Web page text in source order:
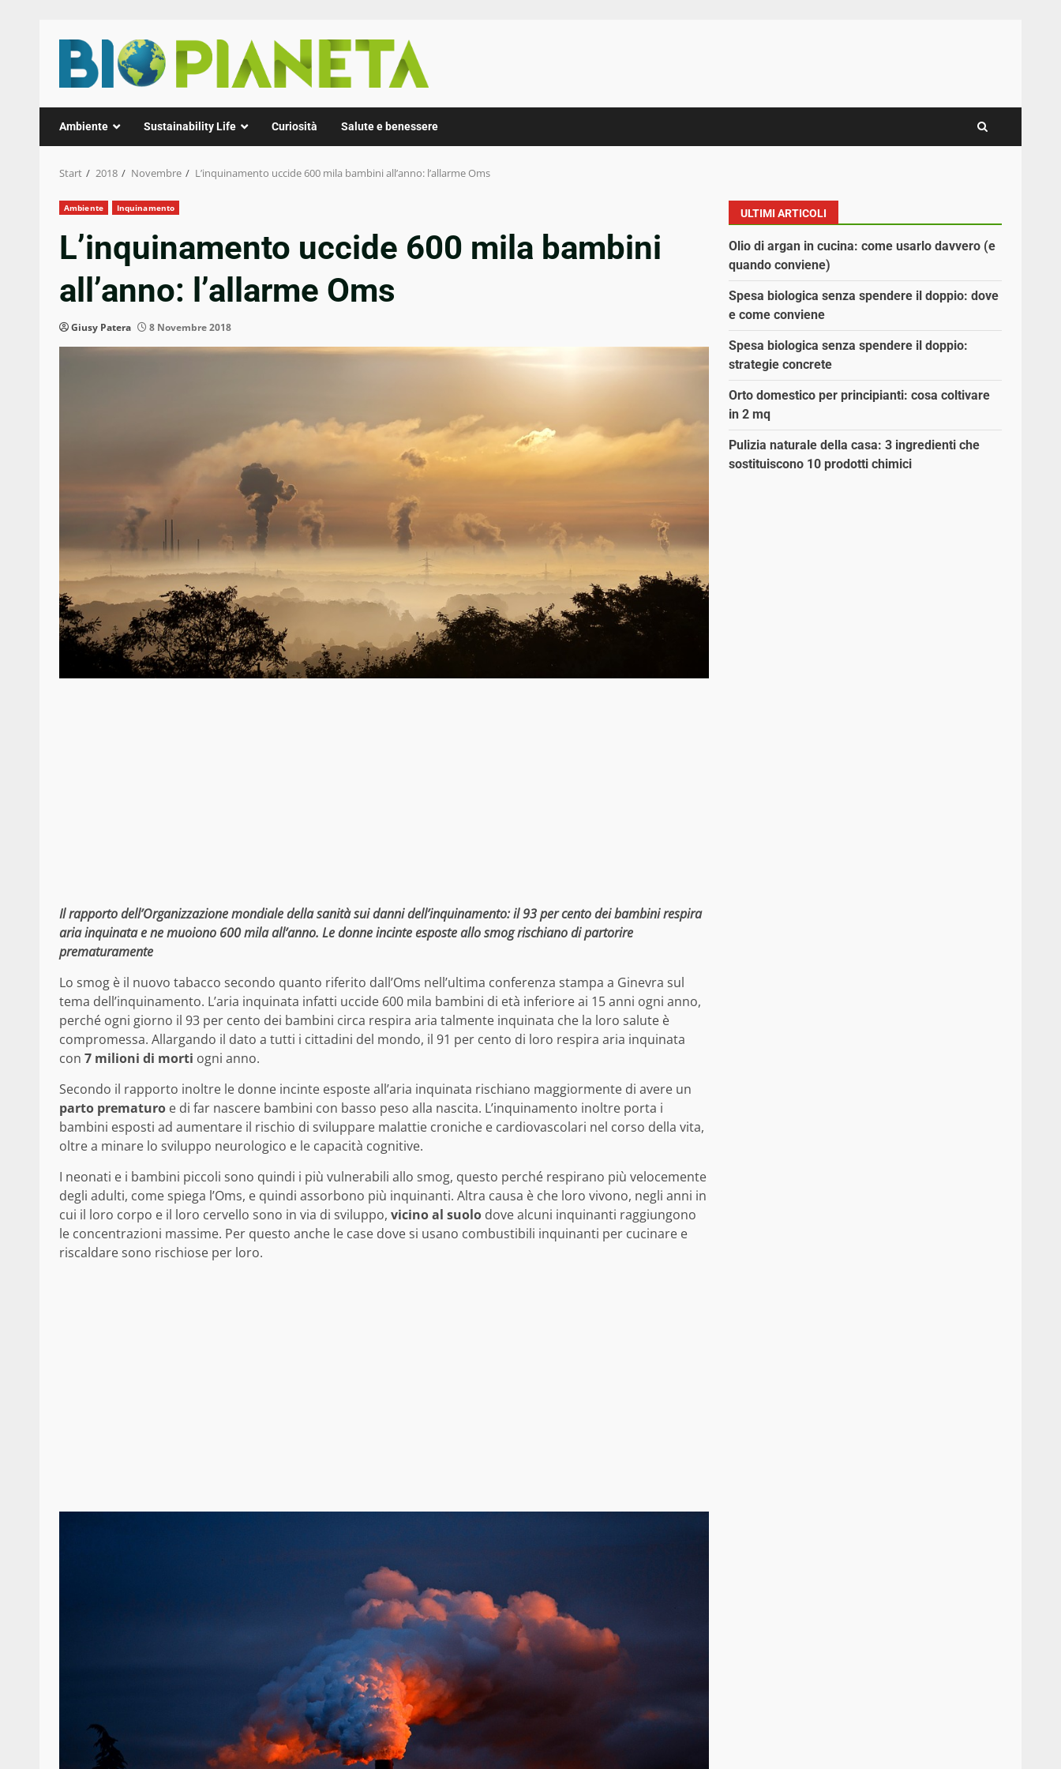
Inhalt
springen
Ambiente Sustainability Life Curiosità Salute e benessere
Start 2018 Novembre L’inquinamento uccide 600 mila bambini all’anno: l’allarme Oms
Ambiente Inquinamento
L’inquinamento uccide 600 mila bambini
all’anno: l’allarme Oms
Giusy Patera 8 Novembre 2018
Il rapporto dell’Organizzazione mondiale della sanità sui danni dell’inquinamento: il 93 per cento dei bambini respira
aria inquinata e ne muoiono 600 mila all’anno. Le donne incinte esposte allo smog rischiano di partorire
prematuramente
Lo smog è il nuovo tabacco secondo quanto riferito dall’Oms nell’ultima conferenza stampa a Ginevra sul
tema dell’inquinamento. L’aria inquinata infatti uccide 600 mila bambini di età inferiore ai 15 anni ogni anno,
perché ogni giorno il 93 per cento dei bambini circa respira aria talmente inquinata che la loro salute è
compromessa. Allargando il dato a tutti i cittadini del mondo, il 91 per cento di loro respira aria inquinata
con 7 milioni di morti ogni anno.
Secondo il rapporto inoltre le donne incinte esposte all’aria inquinata rischiano maggiormente di avere un
parto prematuro e di far nascere bambini con basso peso alla nascita. L’inquinamento inoltre porta i
bambini esposti ad aumentare il rischio di sviluppare malattie croniche e cardiovascolari nel corso della vita,
oltre a minare lo sviluppo neurologico e le capacità cognitive.
I neonati e i bambini piccoli sono quindi i più vulnerabili allo smog, questo perché respirano più velocemente
degli adulti, come spiega l’Oms, e quindi assorbono più inquinanti. Altra causa è che loro vivono, negli anni in
cui il loro corpo e il loro cervello sono in via di sviluppo, vicino al suolo dove alcuni inquinanti raggiungono
le concentrazioni massime. Per questo anche le case dove si usano combustibili inquinanti per cucinare e
riscaldare sono rischiose per loro.
ULTIMI ARTICOLI
Olio di argan in cucina: come usarlo davvero (e
quando conviene)
Spesa biologica senza spendere il doppio: dove
e come conviene
Spesa biologica senza spendere il doppio:
strategie concrete
Orto domestico per principianti: cosa coltivare
in 2 mq
Pulizia naturale della casa: 3 ingredienti che
sostituiscono 10 prodotti chimici